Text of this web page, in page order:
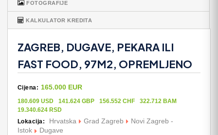
FOTOGRAFIJE
KALKULATOR KREDITA
ZAGREB, DUGAVE, PEKARA ILI
FAST FOOD, 97M2, OPREMLJENO
Cijena: 165.000 EUR
180.609 USD 141.624 GBP 156.552 CHF
322.712 BAM
19.340.624 RSD
Lokacija:
Hrvatska Grad Zagreb
Novi Zagreb -
Istok
Dugave